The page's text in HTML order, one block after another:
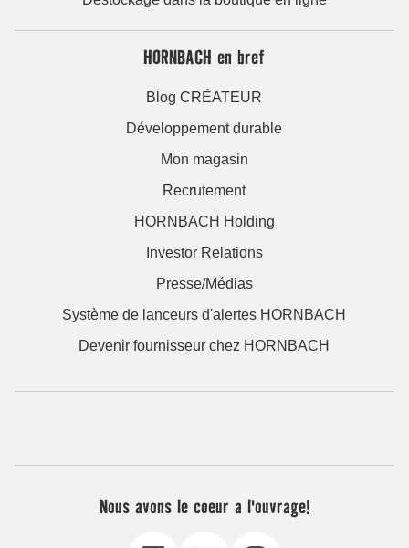
HORNBACH en bref
Blog CRÉATEUR
Développement durable
Mon magasin
Recrutement
HORNBACH Holding
Investor Relations
Presse/Médias
Système de lanceurs d'alertes HORNBACH
Devenir fournisseur chez HORNBACH
Nous avons le coeur a l'ouvrage!